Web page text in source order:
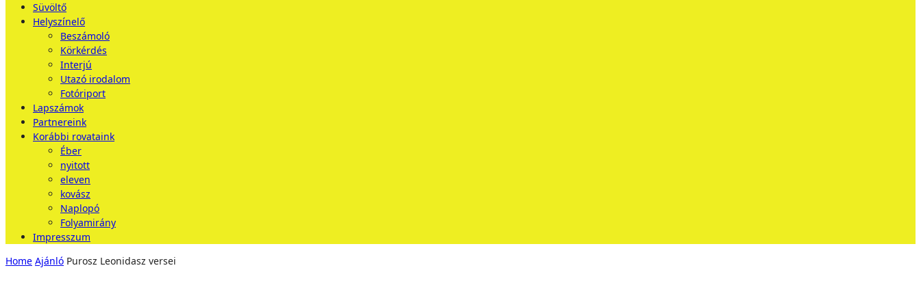
Süvöltő
Helyszínelő
Beszámoló
Körkérdés
Interjú
Utazó irodalom
Fotóriport
Lapszámok
Partnereink
Korábbi rovataink
Éber
nyitott
eleven
kovász
Naplopó
Folyamirány
Impresszum
Home Ajánló Purosz Leonidasz versei